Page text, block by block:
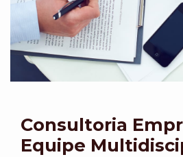
Consultoria
Equipe